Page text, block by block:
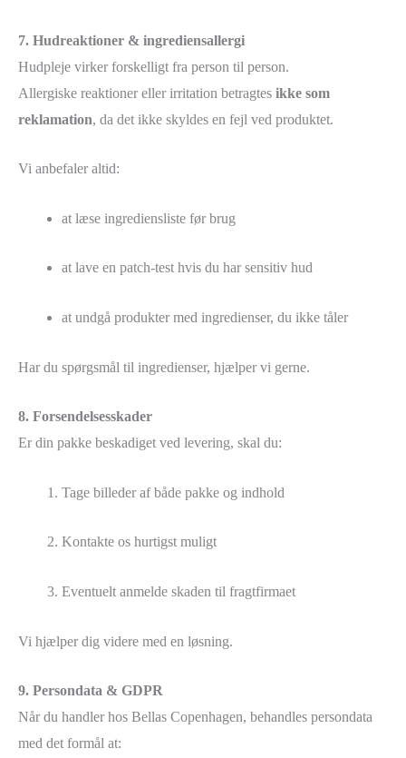
7. Hudreaktioner & ingrediensallergi
Hudpleje virker forskelligt fra person til person.
Allergiske reaktioner eller irritation betragtes ikke som
reklamation, da det ikke skyldes en fejl ved produktet.
Vi anbefaler altid:
at læse ingrediensliste før brug
at lave en patch-test hvis du har sensitiv hud
at undgå produkter med ingredienser, du ikke tåler
Har du spørgsmål til ingredienser, hjælper vi gerne.
8. Forsendelsesskader
Er din pakke beskadiget ved levering, skal du:
Tage billeder af både pakke og indhold
Kontakte os hurtigst muligt
Eventuelt anmelde skaden til fragtfirmaet
Vi hjælper dig videre med en løsning.
9. Persondata & GDPR
Når du handler hos Bellas Copenhagen, behandles persondata
med det formål at: